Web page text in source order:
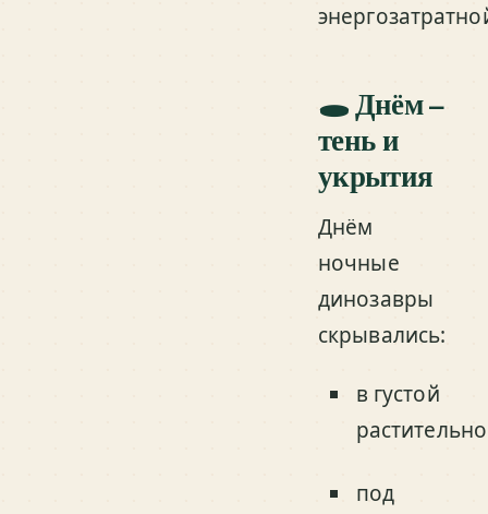
🕳️ Днём –
тень и
укрытия
Днём
ночные
динозавры
скрывались:
в густой
под